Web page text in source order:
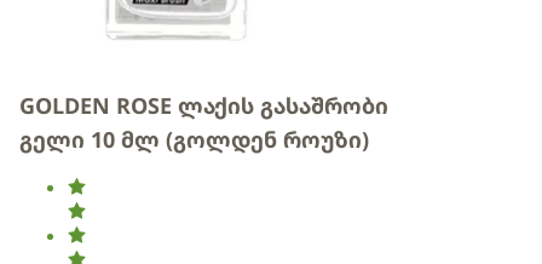
GOLDEN ROSE ლაქის გასაშრობი
გელი 10 მლ (გოლდენ როუზი)